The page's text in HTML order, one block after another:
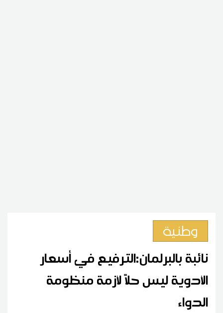
وطنية
نائبة بالبرلمان:الترفيع في أسعار
الأدوية ليس حلاً لأزمة منظومة
الدواء